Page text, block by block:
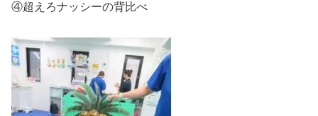
④超えろナッシーの背比べ